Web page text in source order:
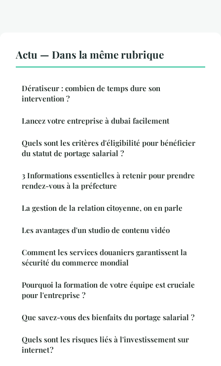
Actu — Dans la même rubrique
Dératiseur : combien de temps dure son
intervention ?
Lancez votre entreprise à dubai facilement
Quels sont les critères d'éligibilité pour bénéficier
du statut de portage salarial ?
3 Informations essentielles à retenir pour prendre
rendez-vous à la préfecture
La gestion de la relation citoyenne, on en parle
Les avantages d'un studio de contenu vidéo
Comment les services douaniers garantissent la
sécurité du commerce mondial
Pourquoi la formation de votre équipe est cruciale
pour l'entreprise ?
Que savez-vous des bienfaits du portage salarial ?
Quels sont les risques liés à l'investissement sur
internet ?